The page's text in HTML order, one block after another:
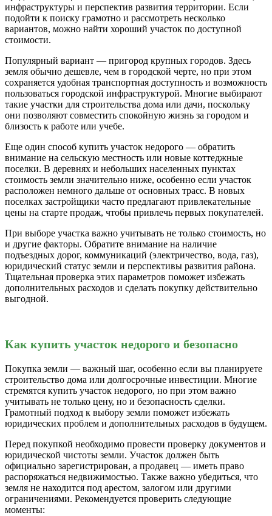
инфраструктуры и перспектив развития территории. Если
подойти к поиску грамотно и рассмотреть несколько
вариантов, можно найти хороший участок по доступной
стоимости.
Популярный вариант — пригород крупных городов. Здесь
земля обычно дешевле, чем в городской черте, но при этом
сохраняется удобная транспортная доступность и возможность
пользоваться городской инфраструктурой. Многие выбирают
такие участки для строительства дома или дачи, поскольку
они позволяют совместить спокойную жизнь за городом и
близость к работе или учебе.
Еще один способ купить участок недорого — обратить
внимание на сельскую местность или новые коттеджные
поселки. В деревнях и небольших населенных пунктах
стоимость земли значительно ниже, особенно если участок
расположен немного дальше от основных трасс. В новых
поселках застройщики часто предлагают привлекательные
цены на старте продаж, чтобы привлечь первых покупателей.
При выборе участка важно учитывать не только стоимость, но
и другие факторы. Обратите внимание на наличие
подъездных дорог, коммуникаций (электричество, вода, газ),
юридический статус земли и перспективы развития района.
Тщательная проверка этих параметров поможет избежать
дополнительных расходов и сделать покупку действительно
выгодной.
Как купить участок недорого и безопасно
Покупка земли — важный шаг, особенно если вы планируете
строительство дома или долгосрочные инвестиции. Многие
стремятся купить участок недорого, но при этом важно
учитывать не только цену, но и безопасность сделки.
Грамотный подход к выбору земли поможет избежать
юридических проблем и дополнительных расходов в будущем.
Перед покупкой необходимо провести проверку документов и
юридической чистоты земли. Участок должен быть
официально зарегистрирован, а продавец — иметь право
распоряжаться недвижимостью. Также важно убедиться, что
земля не находится под арестом, залогом или другими
ограничениями. Рекомендуется проверить следующие
моменты: